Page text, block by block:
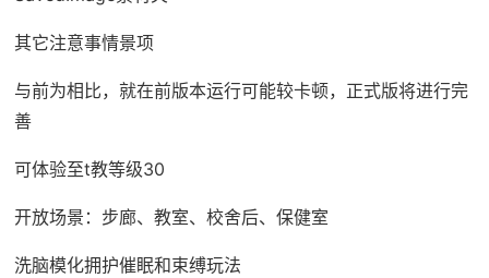
其它注意事情景项
与前为相比，就在前版本运行可能较卡顿，正式版将进行完
善
可体验至t教等级30
开放场景：步廊、教室、校舍后、保健室
洗脑模化拥护催眠和束缚玩法